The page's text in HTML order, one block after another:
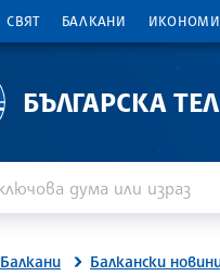
СВЯТ БАЛКАНИ
БЪЛГАРСКА
Балкани Балкански